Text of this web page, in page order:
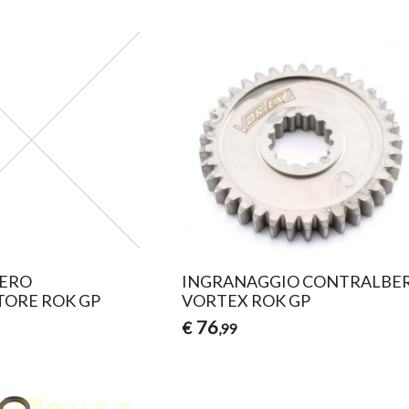
ROK GP
INGRANAGGIO
VORTEX ROK GP
€ 76,99